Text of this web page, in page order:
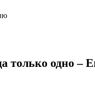
только одно –